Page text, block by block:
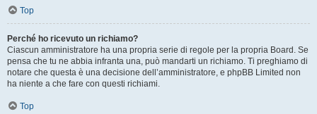
Top
Perché ho ricevuto un richiamo?
Ciascun amministratore ha una propria serie di regole per la propria Board. Se
pensa che tu ne abbia infranta una, può mandarti un richiamo. Ti preghiamo di
notare che questa è una decisione dell’amministratore, e phpBB Limited non
ha niente a che fare con questi richiami.
Top